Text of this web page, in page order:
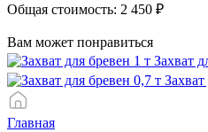
Общая стоимость: 2 450 ₽
Вам может понравиться
Захват
Главная